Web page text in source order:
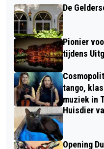
De
Pionier
tijdens
tango,
muziek in
Huisdier
Opening